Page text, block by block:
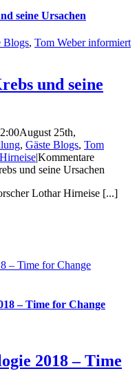
seine Ursachen
Blogs, Tom Weber informiert
und seine
August 25th,
, Gäste Blogs, Tom
|Kommentare
und seine Ursachen
Lothar Hirneise [...]
– Time for Change
– Time for Change
2018 – Time